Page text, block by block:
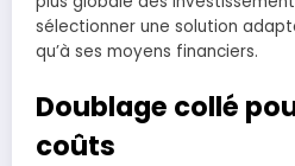
sélectionner une solution
qu’à ses moyens financiers.
Doublage collé
coûts